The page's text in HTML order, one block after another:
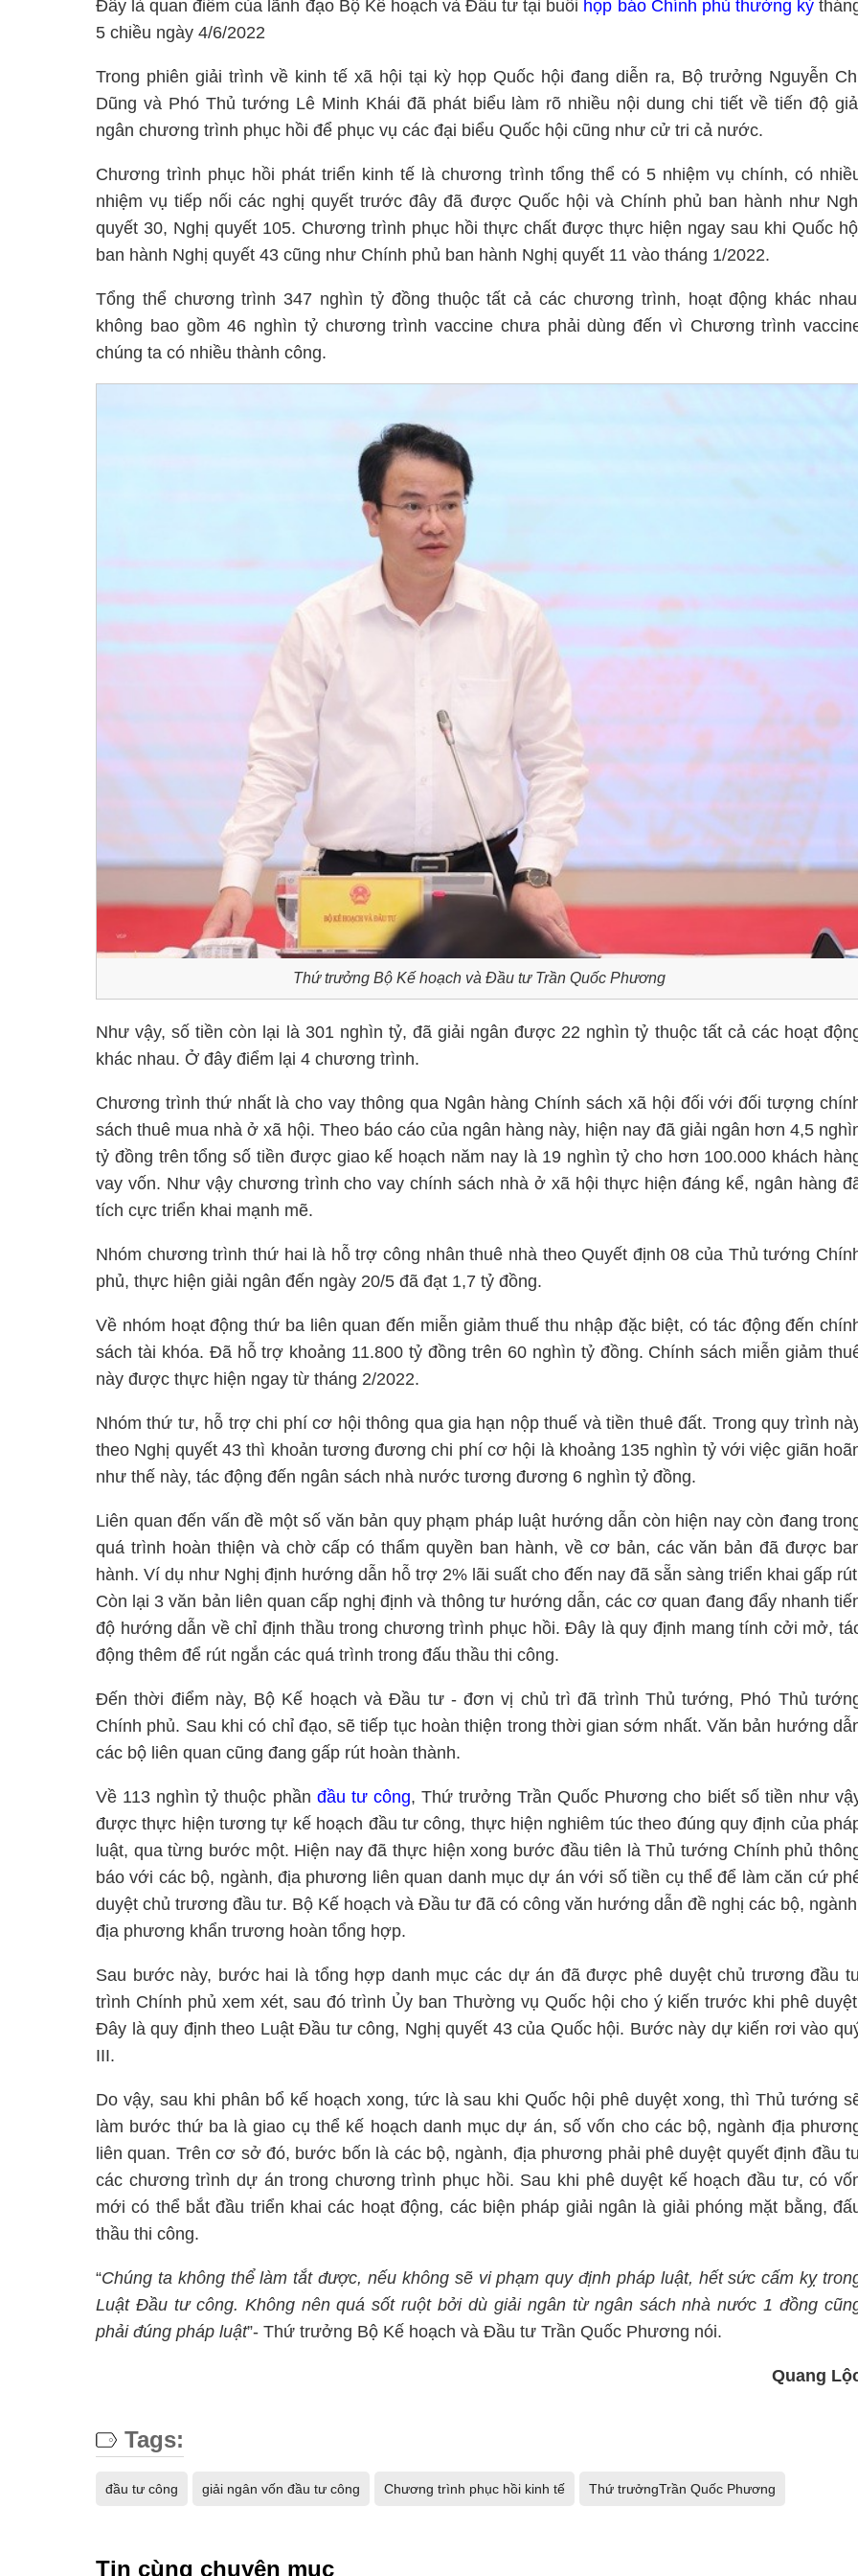
Đây là quan điểm của lãnh đạo Bộ Kế hoạch và Đầu tư tại buổi họp báo Chính phủ thường kỳ
5 chiều ngày 4/6/2022
Trong phiên giải trình về kinh tế xã hội tại kỳ họp Quốc hội đang diễn ra, Bộ trưởng Nguyễn
Dũng và Phó Thủ tướng Lê Minh Khái đã phát biểu làm rõ nhiều nội dung chi tiết về tiến độ
ngân chương trình phục hồi để phục vụ các đại biểu Quốc hội cũng như cử tri cả nước.
Chương trình phục hồi phát triển kinh tế là chương trình tổng thể có 5 nhiệm vụ chính, có
nhiệm vụ tiếp nối các nghị quyết trước đây đã được Quốc hội và Chính phủ ban hành như
quyết 30, Nghị quyết 105. Chương trình phục hồi thực chất được thực hiện ngay sau khi Quốc
ban hành Nghị quyết 43 cũng như Chính phủ ban hành Nghị quyết 11 vào tháng 1/2022.
Tổng thể chương trình 347 nghìn tỷ đồng thuộc tất cả các chương trình, hoạt động khác
không bao gồm 46 nghìn tỷ chương trình vaccine chưa phải dùng đến vì Chương trình
chúng ta có nhiều thành công.
Thứ trưởng Bộ Kế hoạch và Đầu tư Trần Quốc Phương
Như vậy, số tiền còn lại là 301 nghìn tỷ, đã giải ngân được 22 nghìn tỷ thuộc tất cả các hoạt
khác nhau. Ở đây điểm lại 4 chương trình.
Chương trình thứ nhất là cho vay thông qua Ngân hàng Chính sách xã hội đối với đối tượng
sách thuê mua nhà ở xã hội. Theo báo cáo của ngân hàng này, hiện nay đã giải ngân hơn 4,5
tỷ đồng trên tổng số tiền được giao kế hoạch năm nay là 19 nghìn tỷ cho hơn 100.000 khách
vay vốn. Như vậy chương trình cho vay chính sách nhà ở xã hội thực hiện đáng kể, ngân hàng
tích cực triển khai mạnh mẽ.
Nhóm chương trình thứ hai là hỗ trợ công nhân thuê nhà theo Quyết định 08 của Thủ tướng
phủ, thực hiện giải ngân đến ngày 20/5 đã đạt 1,7 tỷ đồng.
Về nhóm hoạt động thứ ba liên quan đến miễn giảm thuế thu nhập đặc biệt, có tác động đến
sách tài khóa. Đã hỗ trợ khoảng 11.800 tỷ đồng trên 60 nghìn tỷ đồng. Chính sách miễn giảm
này được thực hiện ngay từ tháng 2/2022.
Nhóm thứ tư, hỗ trợ chi phí cơ hội thông qua gia hạn nộp thuế và tiền thuê đất. Trong quy trình
theo Nghị quyết 43 thì khoản tương đương chi phí cơ hội là khoảng 135 nghìn tỷ với việc giãn
như thế này, tác động đến ngân sách nhà nước tương đương 6 nghìn tỷ đồng.
Liên quan đến vấn đề một số văn bản quy phạm pháp luật hướng dẫn còn hiện nay còn đang
quá trình hoàn thiện và chờ cấp có thẩm quyền ban hành, về cơ bản, các văn bản đã được
hành. Ví dụ như Nghị định hướng dẫn hỗ trợ 2% lãi suất cho đến nay đã sẵn sàng triển khai gấp
Còn lại 3 văn bản liên quan cấp nghị định và thông tư hướng dẫn, các cơ quan đang đẩy nhanh
độ hướng dẫn về chỉ định thầu trong chương trình phục hồi. Đây là quy định mang tính cởi mở,
động thêm để rút ngắn các quá trình trong đấu thầu thi công.
Đến thời điểm này, Bộ Kế hoạch và Đầu tư - đơn vị chủ trì đã trình Thủ tướng, Phó Thủ
Chính phủ. Sau khi có chỉ đạo, sẽ tiếp tục hoàn thiện trong thời gian sớm nhất. Văn bản hướng
các bộ liên quan cũng đang gấp rút hoàn thành.
Về 113 nghìn tỷ thuộc phần đầu tư công, Thứ trưởng Trần Quốc Phương cho biết số tiền như
được thực hiện tương tự kế hoạch đầu tư công, thực hiện nghiêm túc theo đúng quy định của
luật, qua từng bước một. Hiện nay đã thực hiện xong bước đầu tiên là Thủ tướng Chính phủ
báo với các bộ, ngành, địa phương liên quan danh mục dự án với số tiền cụ thể để làm căn cứ
duyệt chủ trương đầu tư. Bộ Kế hoạch và Đầu tư đã có công văn hướng dẫn đề nghị các bộ,
địa phương khẩn trương hoàn tổng hợp.
Sau bước này, bước hai là tổng hợp danh mục các dự án đã được phê duyệt chủ trương đầu
trình Chính phủ xem xét, sau đó trình Ủy ban Thường vụ Quốc hội cho ý kiến trước khi phê
Đây là quy định theo Luật Đầu tư công, Nghị quyết 43 của Quốc hội. Bước này dự kiến rơi vào
III.
Do vậy, sau khi phân bổ kế hoạch xong, tức là sau khi Quốc hội phê duyệt xong, thì Thủ tướng
làm bước thứ ba là giao cụ thể kế hoạch danh mục dự án, số vốn cho các bộ, ngành địa
liên quan. Trên cơ sở đó, bước bốn là các bộ, ngành, địa phương phải phê duyệt quyết định đầu
các chương trình dự án trong chương trình phục hồi. Sau khi phê duyệt kế hoạch đầu tư, có
mới có thể bắt đầu triển khai các hoạt động, các biện pháp giải ngân là giải phóng mặt bằng,
thầu thi công.
“Chúng ta không thể làm tắt được, nếu không sẽ vi phạm quy định pháp luật, hết sức cấm kỵ
Luật Đầu tư công. Không nên quá sốt ruột bởi dù giải ngân từ ngân sách nhà nước 1 đồng
phải đúng pháp luật”- Thứ trưởng Bộ Kế hoạch và Đầu tư Trần Quốc Phương nói.
Quang
Tags:
đầu tư công giải ngân vốn đầu tư công Chương trình phục hồi kinh tế Thứ trưởngTrần Quốc Phương
Tin cùng chuyên mục